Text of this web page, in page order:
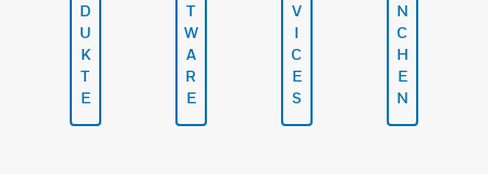
D
U
K
T
E
T
W
A
R
E
V
I
C
E
S
N
C
H
E
N